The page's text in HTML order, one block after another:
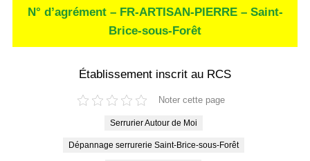
N° d’agrément – FR-ARTISAN-PIERRE – Saint-
Brice-sous-Forêt
Établissement inscrit au RCS
Noter cette page
Serrurier Autour de Moi
Dépannage serrurerie Saint-Brice-sous-Forêt